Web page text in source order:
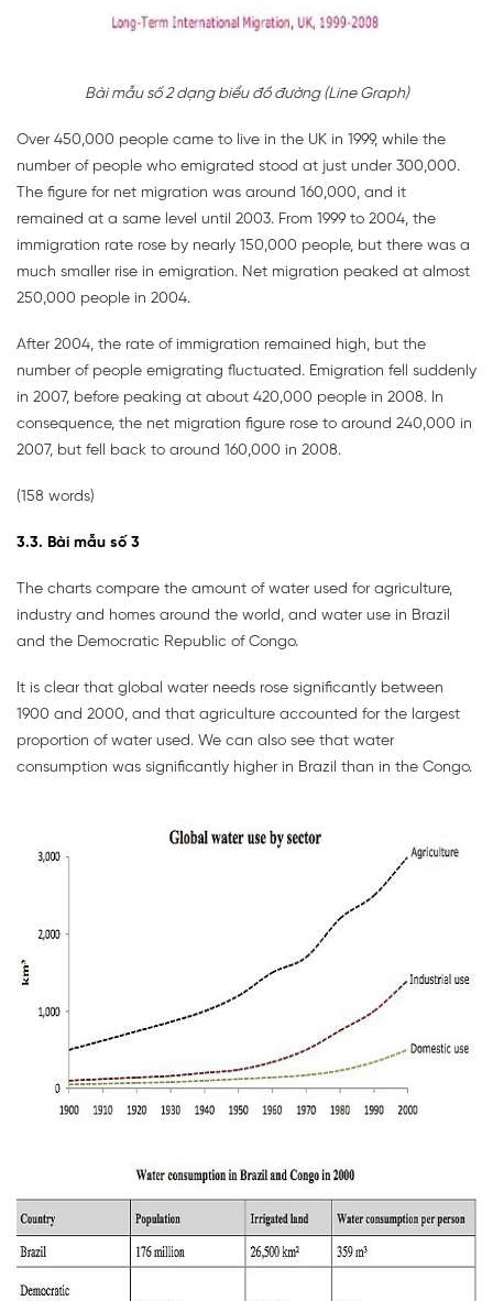
Bài mẫu số 2 dạng biểu đồ đường (Line Graph)
Over 450,000 people came to live in the UK in 1999, while the
number of people who emigrated stood at just under 300,000.
The figure for net migration was around 160,000, and it
remained at a same level until 2003. From 1999 to 2004, the
immigration rate rose by nearly 150,000 people, but there was a
much smaller rise in emigration. Net migration peaked at almost
250,000 people in 2004.
After 2004, the rate of immigration remained high, but the
number of people emigrating fluctuated. Emigration fell suddenly
in 2007, before peaking at about 420,000 people in 2008. In
consequence, the net migration figure rose to around 240,000 in
2007, but fell back to around 160,000 in 2008.
(158 words)
3.3. Bài mẫu số 3
The charts compare the amount of water used for agriculture,
industry and homes around the world, and water use in Brazil
and the Democratic Republic of Congo.
It is clear that global water needs rose significantly between
1900 and 2000, and that agriculture accounted for the largest
proportion of water used. We can also see that water
consumption was significantly higher in Brazil than in the Congo.